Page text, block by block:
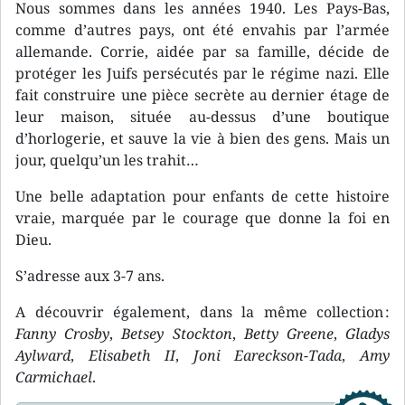
Nous sommes dans les années 1940. Les Pays-Bas,
comme d’autres pays, ont été envahis par l’armée
allemande. Corrie, aidée par sa famille, décide de
protéger les Juifs persécutés par le régime nazi. Elle
fait construire une pièce secrète au dernier étage de
leur maison, située au-dessus d’une boutique
d’horlogerie, et sauve la vie à bien des gens. Mais un
jour, quelqu’un les trahit…
Une belle adaptation pour enfants de cette histoire
vraie, marquée par le courage que donne la foi en
Dieu.
S’adresse aux 3-7 ans.
A découvrir également, dans la même collection :
Fanny Crosby,Betsey Stockton,Betty Greene,Gladys
Aylward,Elisabeth II, Joni Eareckson-Tada,Amy
Carmichael.